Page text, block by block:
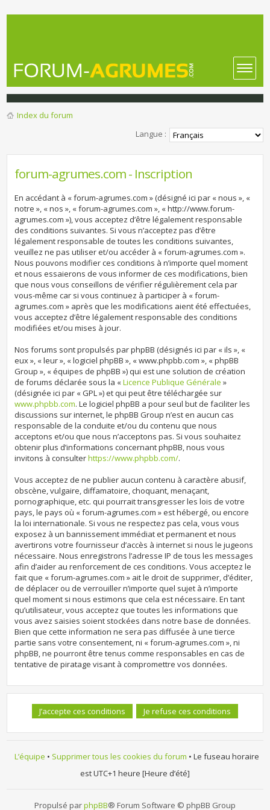
Index du forum
Langue :
forum-agrumes.com - Inscription
En accédant à « forum-agrumes.com » (désigné ici par « nous », «
notre », « nos », « forum-agrumes.com », « http://www.forum-
agrumes.com »), vous acceptez d’être légalement responsable
des conditions suivantes. Si vous n’acceptez pas d’être
légalement responsable de toutes les conditions suivantes,
veuillez ne pas utiliser et/ou accéder à « forum-agrumes.com ».
Nous pouvons modifier ces conditions à n’importe quel moment
et nous essaierons de vous informer de ces modifications, bien
que nous vous conseillons de vérifier régulièrement cela par
vous-même car si vous continuez à participer à « forum-
agrumes.com » après que les modifications aient été effectuées,
vous acceptez d’être légalement responsable des conditions
modifiées et/ou mises à jour.
Nos forums sont propulsés par phpBB (désignés ici par « ils », «
eux », « leur », « logiciel phpBB », « www.phpbb.com », « phpBB
Group », « équipes de phpBB ») qui est une solution de création
de forums déclarée sous la «Licence Publique Générale »
(désignée ici par « GPL ») et qui peut être téléchargée sur
www.phpbb.com. Le logiciel phpBB a pour seul but de faciliter les
discussions sur internet, le phpBB Group n’est en aucun cas
responsable de la conduite et/ou du contenu que nous
acceptons et/ou que nous n’acceptons pas. Si vous souhaitez
obtenir plus d’informations concernant phpBB, nous vous
invitons à consulterhttps://www.phpbb.com/.
Vous acceptez de ne publier aucun contenu à caractère abusif,
obscène, vulgaire, diffamatoire, choquant, menaçant,
pornographique, etc. qui pourrait transgresser les lois de votre
pays, le pays où « forum-agrumes.com » est hébergé, ou encore
la loi internationale. Si vous ne respectez pas cela, vous vous
exposez à un bannissement immédiat et permanent et nous
avertirons votre fournisseur d’accès à internet si nous le jugeons
nécessaire. Nous enregistrons l’adresse IP de tous les messages
afin d’aider au renforcement de ces conditions. Vous acceptez le
fait que « forum-agrumes.com » ait le droit de supprimer, d’éditer,
de déplacer ou de verrouiller n’importe quel sujet à n’importe
quel moment si nous estimons que cela est nécessaire. En tant
qu’utilisateur, vous acceptez que toutes les informations que
vous avez saisies soient stockées dans notre base de données.
Bien que cette information ne sera pas diffusée à une tierce
partie sans votre consentement, ni « forum-agrumes.com », ni
phpBB, ne pourront être tenus comme responsables en cas de
tentative de piratage visant à compromettre vos données.
L’équipe • Supprimer tous les cookies du forum • Le fuseau horaire
est UTC+1 heure [Heure d’été]
Propulsé parphpBB® Forum Software © phpBB Group